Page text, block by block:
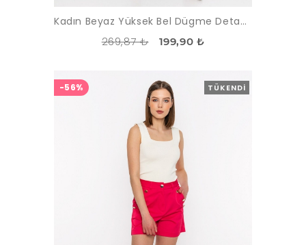
Kadın Beyaz Yüksek Bel Dügme Detayli Sort
269,87 ₺ 199,90 ₺
TÜKENDI
-56%